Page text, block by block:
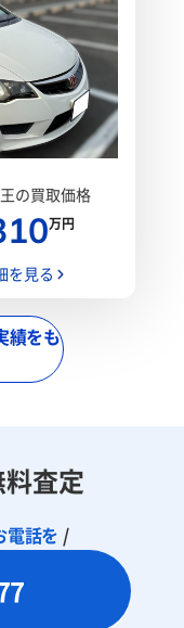
の買取価格
万円
を見る
績をも
査定
電話を /